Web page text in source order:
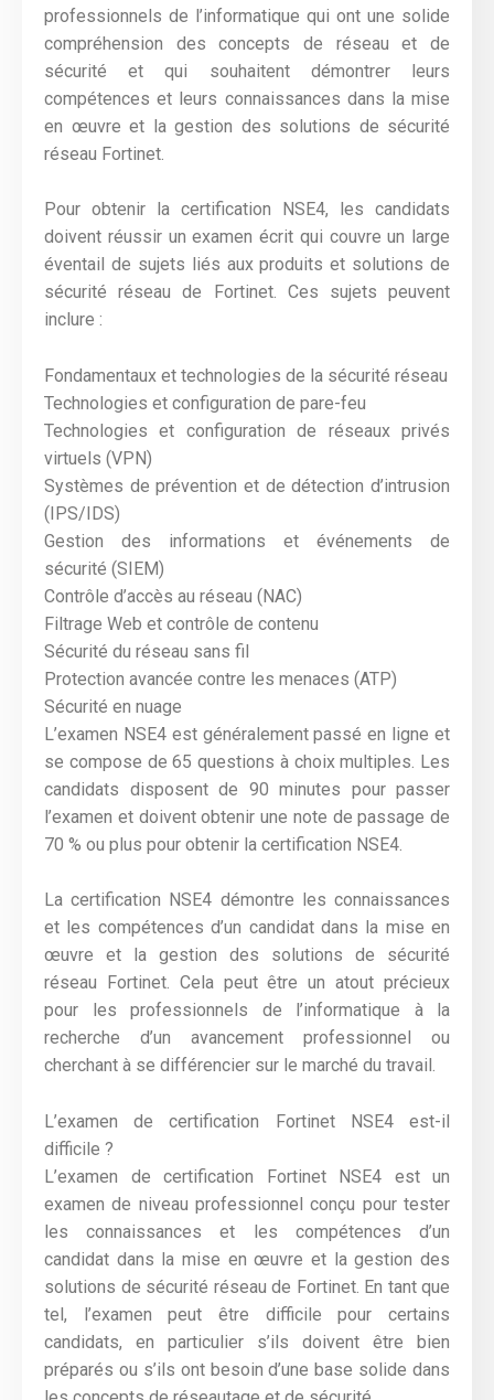
professionnels de l’informatique qui ont une solide
compréhension des concepts de réseau et de
sécurité et qui souhaitent démontrer leurs
compétences et leurs connaissances dans la mise
en œuvre et la gestion des solutions de sécurité
réseau Fortinet.
Pour obtenir la certification NSE4, les candidats
doivent réussir un examen écrit qui couvre un large
éventail de sujets liés aux produits et solutions de
sécurité réseau de Fortinet. Ces sujets peuvent
inclure :
Fondamentaux et technologies de la sécurité réseau
Technologies et configuration de pare-feu
Technologies et configuration de réseaux privés
virtuels (VPN)
Systèmes de prévention et de détection d’intrusion
(IPS/IDS)
Gestion des informations et événements de
sécurité (SIEM)
Contrôle d’accès au réseau (NAC)
Filtrage Web et contrôle de contenu
Sécurité du réseau sans fil
Protection avancée contre les menaces (ATP)
Sécurité en nuage
L’examen NSE4 est généralement passé en ligne et
se compose de 65 questions à choix multiples. Les
candidats disposent de 90 minutes pour passer
l’examen et doivent obtenir une note de passage de
70 % ou plus pour obtenir la certification NSE4.
La certification NSE4 démontre les connaissances
et les compétences d’un candidat dans la mise en
œuvre et la gestion des solutions de sécurité
réseau Fortinet. Cela peut être un atout précieux
pour les professionnels de l’informatique à la
recherche d’un avancement professionnel ou
cherchant à se différencier sur le marché du travail.
L’examen de certification Fortinet NSE4 est-il
difficile ?
L’examen de certification Fortinet NSE4 est un
examen de niveau professionnel conçu pour tester
les connaissances et les compétences d’un
candidat dans la mise en œuvre et la gestion des
solutions de sécurité réseau de Fortinet. En tant que
tel, l’examen peut être difficile pour certains
candidats, en particulier s’ils doivent être bien
préparés ou s’ils ont besoin d’une base solide dans